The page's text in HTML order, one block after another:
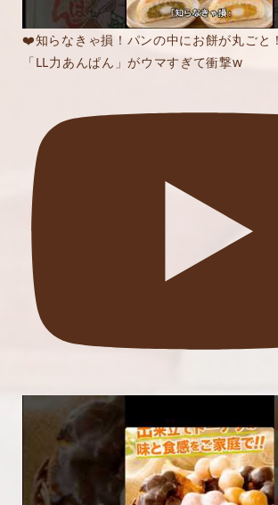
❤️知らなきゃ損！パンの中にお餅が丸ごと
「LL力あんぱん」がウマすぎて衝撃w